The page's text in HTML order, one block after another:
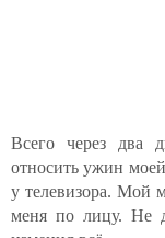
Всего через два
относить ужин
у телевизора. Мой
меня по лицу. Не